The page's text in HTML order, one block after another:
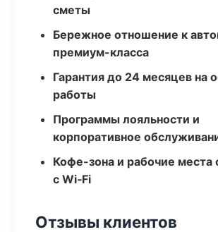
сметы
Бережное отношение к
премиум-класса
Гарантия до 24 месяцев на
работы
Программы лояльности и
корпоративное
Кофе-зона и рабочие места
с Wi‑Fi
Отзывы клиентов